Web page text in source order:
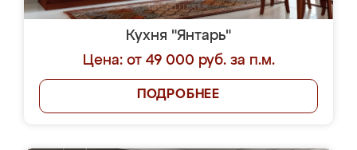
Кухня "Янтарь"
Цена: от 49 000 руб. за п.м.
ПОДРОБНЕЕ